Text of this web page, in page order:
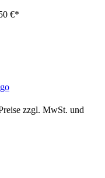
€*
zzgl. MwSt. und